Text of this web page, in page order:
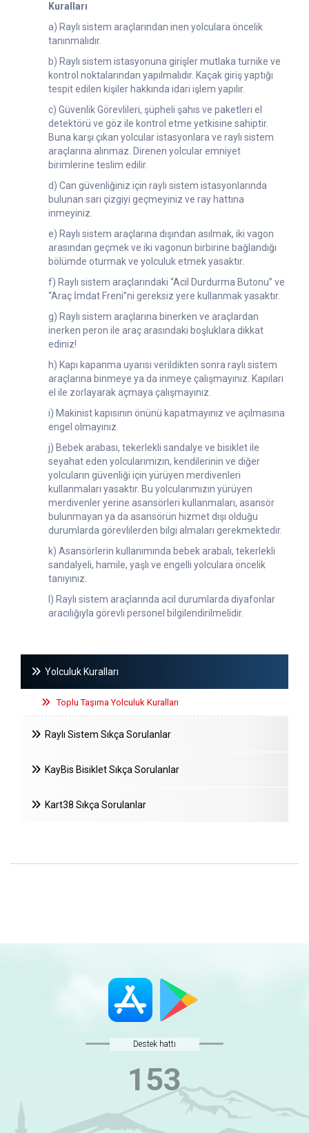
Kuralları
a) Raylı sistem araçlarından inen yolculara öncelik
tanınmalıdır.
b) Raylı sistem istasyonuna girişler mutlaka turnike ve
kontrol noktalarından yapılmalıdır. Kaçak giriş yaptığı
tespit edilen kişiler hakkında idari işlem yapılır.
c) Güvenlik Görevlileri, şüpheli şahıs ve paketleri el
detektörü ve göz ile kontrol etme yetkisine sahiptir.
Buna karşı çıkan yolcular istasyonlara ve raylı sistem
araçlarına alınmaz. Direnen yolcular emniyet
birimlerine teslim edilir.
d) Can güvenliğiniz için raylı sistem istasyonlarında
bulunan sarı çizgiyi geçmeyiniz ve ray hattına
inmeyiniz.
e) Raylı sistem araçlarına dışından asılmak, iki vagon
arasından geçmek ve iki vagonun birbirine bağlandığı
bölümde oturmak ve yolculuk etmek yasaktır.
f) Raylı sistem araçlarındaki “Acil Durdurma Butonu” ve
“Araç İmdat Freni”ni gereksiz yere kullanmak yasaktır.
g) Raylı sistem araçlarına binerken ve araçlardan
inerken peron ile araç arasındaki boşluklara dikkat
ediniz!
h) Kapı kapanma uyarısı verildikten sonra raylı sistem
araçlarına binmeye ya da inmeye çalışmayınız. Kapıları
el ile zorlayarak açmaya çalışmayınız.
i) Makinist kapısının önünü kapatmayınız ve açılmasına
engel olmayınız.
j) Bebek arabası, tekerlekli sandalye ve bisiklet ile
seyahat eden yolcularımızın, kendilerinin ve diğer
yolcuların güvenliği için yürüyen merdivenleri
kullanmaları yasaktır. Bu yolcularımızın yürüyen
merdivenler yerine asansörleri kullanmaları, asansör
bulunmayan ya da asansörün hizmet dışı olduğu
durumlarda görevlilerden bilgi almaları gerekmektedir.
k) Asansörlerin kullanımında bebek arabalı, tekerlekli
sandalyeli, hamile, yaşlı ve engelli yolculara öncelik
tanıyınız.
l) Raylı sistem araçlarında acil durumlarda diyafonlar
aracılığıyla görevli personel bilgilendirilmelidir.
Yolculuk Kuralları
Toplu Taşıma Yolculuk Kuralları
Raylı Sistem Sıkça Sorulanlar
KayBis Bisiklet Sıkça Sorulanlar
Kart38 Sıkça Sorulanlar
Destek hattı
153